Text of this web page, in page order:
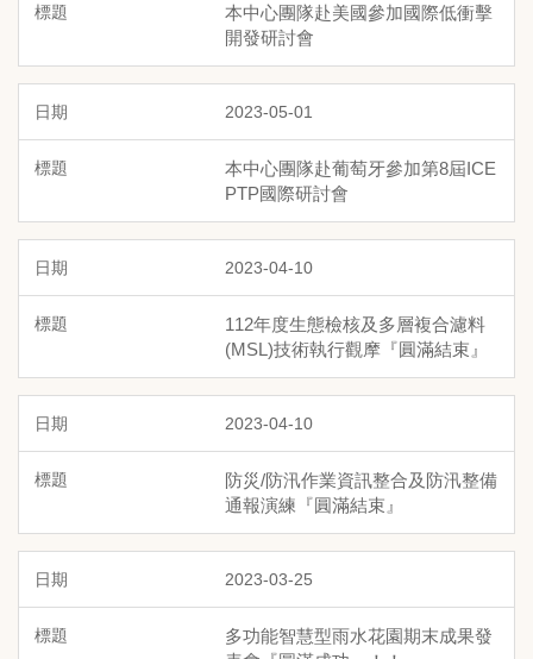
本中心團隊赴美國參加國際低衝擊
開發研討會
2023-05-01
本中心團隊赴葡萄牙參加第8屆ICE
PTP國際研討會
2023-04-10
112年度生態檢核及多層複合濾料
(MSL)技術執行觀摩『圓滿結束』
2023-04-10
防災/防汛作業資訊整合及防汛整備
通報演練『圓滿結束』
2023-03-25
多功能智慧型雨水花園期末成果發